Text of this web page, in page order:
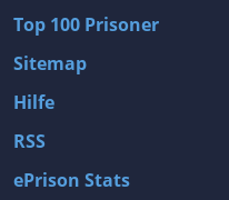
Top 100 Prisoner
Sitemap
Hilfe
RSS
ePrison Stats